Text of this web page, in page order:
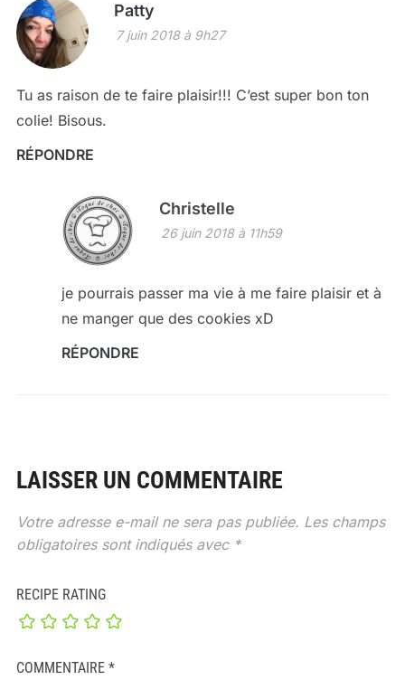
Patty
7 juin 2018 à 9h27
Tu as raison de te faire plaisir!!! C’est super bon ton
colie! Bisous.
RÉPONDRE
Christelle
26 juin 2018 à 11h59
je pourrais passer ma vie à me faire plaisir et à
ne manger que des cookies xD
RÉPONDRE
LAISSER UN COMMENTAIRE
Votre adresse e-mail ne sera pas publiée. Les champs
obligatoires sont indiqués avec *
RECIPE RATING
COMMENTAIRE *